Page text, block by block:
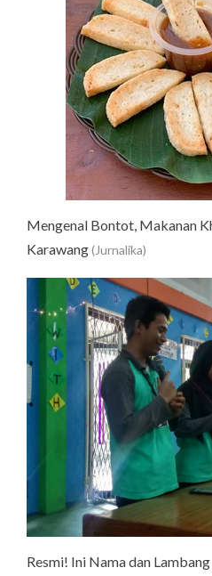
Mengenal Bontot, Makanan
Karawang(Jurnalika)
Resmi! Ini Nama dan